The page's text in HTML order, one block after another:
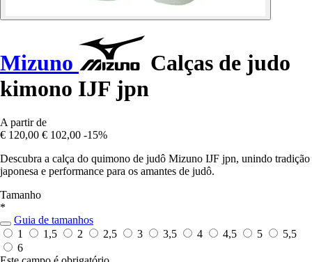
Mizuno
Calças de judo
kimono IJF jpn
A partir de
€ 120,00 € 102,00 -15%
Descubra a calça do quimono de judô Mizuno IJF jpn, unindo tradição
japonesa e performance para os amantes de judô.
Tamanho
*
Guia de tamanhos
1
1,5 2 2,5 3 3,5 4 4,5 5
5,5
6